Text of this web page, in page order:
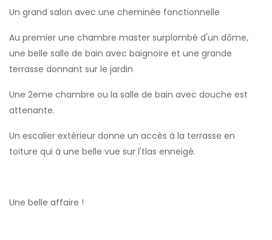
Un grand salon avec une cheminée fonctionnelle
Au premier une chambre master surplombé d'un dôme,
une belle salle de bain avec baignoire et une grande
terrasse donnant sur le jardin
Une 2eme chambre ou la salle de bain avec douche est
attenante.
Un escalier extérieur donne un accès à la terrasse en
toiture qui à une belle vue sur l'tlas enneigé.
Une belle affaire !